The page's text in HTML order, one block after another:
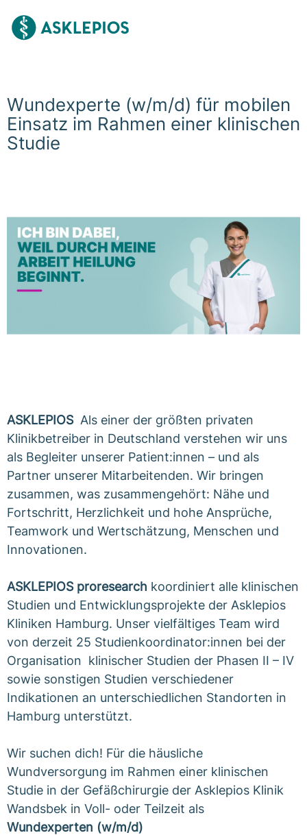
Wundexperte (w/m/d) für mobilen
Einsatz im Rahmen einer klinischen
Studie
ASKLEPIOS Als einer der größten privaten
Klinikbetreiber in Deutschland verstehen wir uns
als Begleiter unserer Patient:innen – und als
Partner unserer Mitarbeitenden. Wir bringen
zusammen, was zusammengehört: Nähe und
Fortschritt, Herzlichkeit und hohe Ansprüche,
Teamwork und Wertschätzung, Menschen und
Innovationen.
ASKLEPIOS proresearch koordiniert alle klinischen
Studien und Entwicklungsprojekte der Asklepios
Kliniken Hamburg. Unser vielfältiges Team wird
von derzeit 25 Studienkoordinator:innen bei der
Organisation klinischer Studien der Phasen II – IV
sowie sonstigen Studien verschiedener
Indikationen an unterschiedlichen Standorten in
Hamburg unterstützt.
Wir suchen dich! Für die häusliche
Wundversorgung im Rahmen einer klinischen
Studie in der Gefäßchirurgie der Asklepios Klinik
Wandsbek in Voll- oder Teilzeit als
Wundexperten (w/m/d)